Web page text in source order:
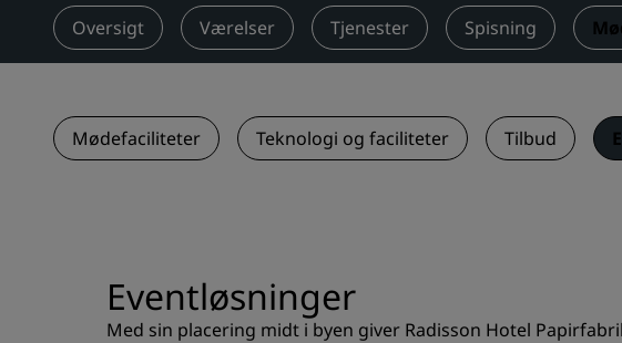
Oversigt Værelser Tjenester Spisning
Mødefaciliteter Teknologi og faciliteter Tilbud
Eventløsninger
Med sin placering midt i byen giver Radisson Hotel